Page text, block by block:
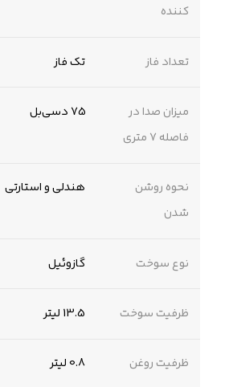
کننده
تعداد فاز تک فاز
میزان صدا در
فاصله 7 متری
75 دسی‌بل
نحوه روشن
شدن
هندلی و استارتی
نوع سوخت گازوئیل
ظرفیت سوخت 13.5 لیتر
ظرفیت روغن 0.8 لیتر